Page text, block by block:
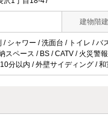
建物階建
/ シャワー / 洗面台 / トイレ /
スペース / BS / CATV / 火災
分以内 / 外壁サイディング /